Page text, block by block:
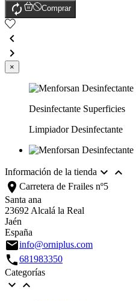
 Comprar


×
Desinfectante Superficies
Limpiador Desinfectante
Información de la tienda  
location_on Carretera de Frailes nº5
Santa ana
23692 Alcalá la Real
Jaén
España
emailinfo@orniplus.com
call681983350
Categorías
 